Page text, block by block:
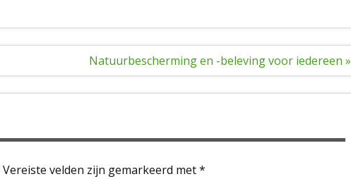
Natuurbescherming en -beleving voor iedereen »
Vereiste velden zijn gemarkeerd met*